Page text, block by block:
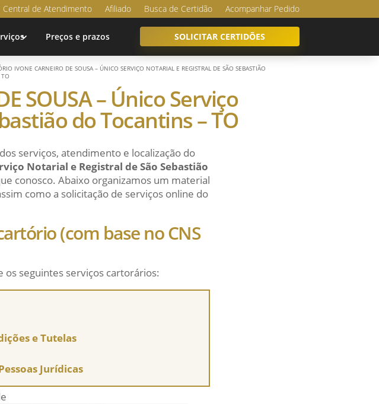
Central de Atendimento Afiliado Busca de Certidão Acompanhar Pedido
Preços e prazos SOLICITAR CERTIDÕES
IVONE CARNEIRO DE SOUSA – ÚNICO SERVIÇO NOTARIAL E REGISTRAL DE SÃO SEBASTIÃO
SOUSA – Único Serviço
do Tocantins – TO
serviços, atendimento e localização do
Notarial e Registral de São Sebastião
conosco. Abaixo organizamos um material
como a solicitação de serviços online do
(com base no CNS
os seguintes serviços cartorários:
e Tutelas
Jurídicas